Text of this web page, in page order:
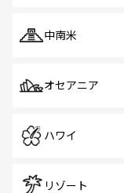
中南米
オセアニア
ハワイ
リゾート